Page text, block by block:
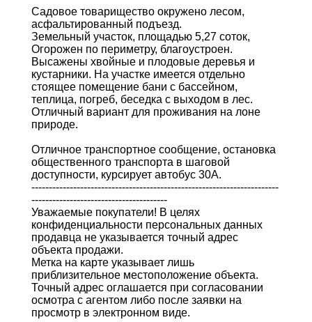
Садовое товарищество окружено лесом,
асфальтированный подъезд.
Земельный участок, площадью 5,27 соток,
Огорожен по периметру, благоустроен.
Высажены хвойные и плодовые деревья и
кустарники. На участке имеется отдельно
стоящее помещение бани с бассейном,
теплица, погреб, беседка с выходом в лес.
Отличный вариант для проживания на лоне
природе.
Отличное транспортное сообщение, остановка
общественного транспорта в шаговой
доступности, курсирует автобус 30А.
-----------------------------------------------------------------------
---------------------------------------
Уважаемые покупатели! В целях
конфиденциальности персональных данных
продавца не указывается точный адрес
объекта продажи.
Метка на карте указывает лишь
приблизительное местоположение объекта.
Точный адрес оглашается при согласовании
осмотра с агентом либо после заявки на
просмотр в электронном виде.